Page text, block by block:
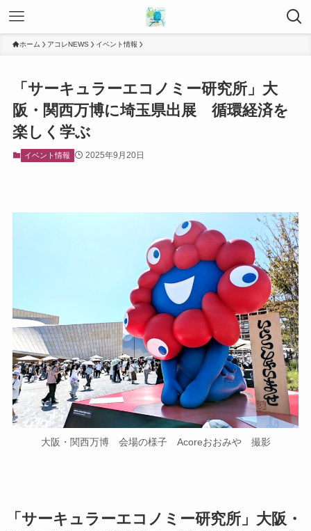
ホーム アコレNEWS イベント情報
「サーキュラーエコノミー研究所」大
阪・関西万博に埼玉県出展 循環経済を
楽しく学ぶ
イベント情報 2025年9月20日
大阪・関西万博 会場の様子 Acoreおおみや 撮影
「サーキュラーエコノミー研究所」大阪・